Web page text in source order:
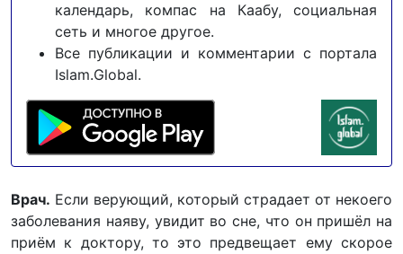
календарь, компас на Каабу, социальная
сеть и многое другое.
Все публикации и комментарии с портала
Islam.Global.
Врач. Если верующий, который страдает от некоего
заболевания наяву, увидит во сне, что он пришёл на
приём к доктору, то это предвещает ему скорое